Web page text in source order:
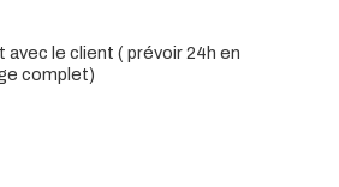
le client ( prévoir 24h en
complet)